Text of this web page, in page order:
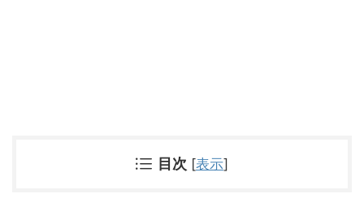
目次 [表示]